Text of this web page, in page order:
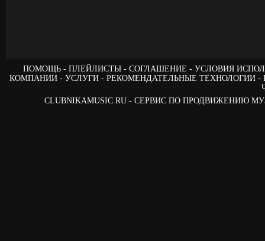
ПОМОЩЬ ПЛЕЙЛИСТЫ СОГЛАШЕНИЕ
УСЛОВИЯ
КОМПАНИИ
УСЛУГИ РЕКОМЕНДАТЕЛЬНЫЕ ТЕХНОЛОГИИ
CLUBNIKAMUSIC.RU - СЕРВИС ПО ПРОДВИЖЕНИЮ